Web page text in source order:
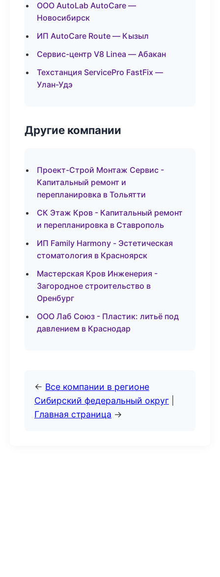
ООО AutoLab AutoCare —
Новосибирск
ИП AutoCare Route — Кызыл
Сервис-центр V8 Linea — Абакан
Техстанция ServicePro FastFix —
Улан-Удэ
Другие компании
Проект-Строй Монтаж Сервис -
Капитальный ремонт и
перепланировка в Тольятти
СК Этаж Кров - Капитальный ремонт
и перепланировка в Ставрополь
ИП Family Harmony - Эстетическая
стоматология в Красноярск
Мастерская Кров Инженерия -
Загородное строительство в
Оренбург
ООО Лаб Союз - Пластик: литьё под
давлением в Краснодар
← Все компании в регионе
Сибирский федеральный округ
Главная страница →